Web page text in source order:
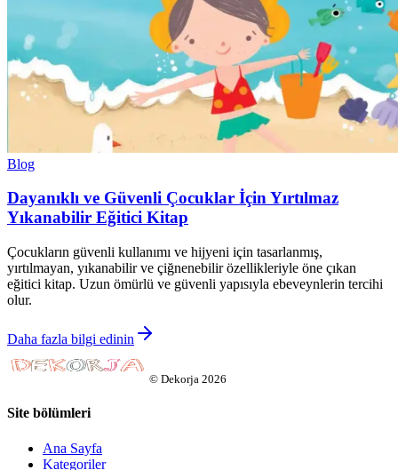
Blog
Dayanıklı ve Güvenli Çocuklar İçin Yırtılmaz
Yıkanabilir Eğitici Kitap
Çocukların güvenli kullanımı ve hijyeni için tasarlanmış,
yırtılmayan, yıkanabilir ve çiğnenebilir özellikleriyle öne çıkan
eğitici kitap. Uzun ömürlü ve güvenli yapısıyla ebeveynlerin tercihi
olur.
Daha fazla bilgi edinin
© Dekorja 2026
Site bölümleri
Ana Sayfa
Kategoriler